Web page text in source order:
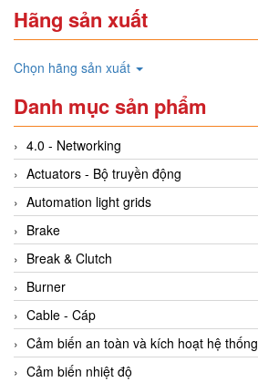
Hãng sản xuất
Chọn hãng sản xuất
Danh mục sản phẩm
4.0 - Networking
Actuators - Bộ truyền động
Automation light grids
Brake
Break & Clutch
Burner
Cable - Cáp
Cảm biến an toàn và kích hoạt hệ
Cảm biến nhiệt độ